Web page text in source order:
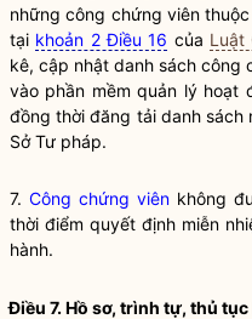
nhữngcông chứng viênthuộc
tại khoản 2 Điều 16 của Luật
kê, cập nhật danh sách công
vào phần mềm quản lý hoạt
đồng thời đăng tải danh
Sở Tư pháp.
7.Công chứng viên không
thời điểm quyết định miễn
hành.
Điều 7. Hồ sơ, trình tự, thủ